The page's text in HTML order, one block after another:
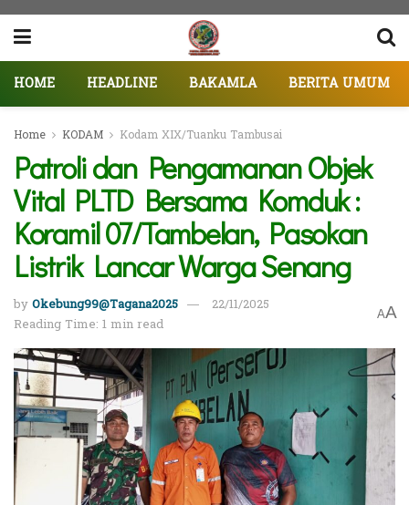
HOME HEADLINE BAKAMLA BERITA UMUM
Home KODAM Kodam XIX/Tuanku Tambusai
Patroli dan Pengamanan Objek
Vital PLTD Bersama Komduk :
Koramil 07/Tambelan, Pasokan
Listrik Lancar Warga Senang
byOkebung99@Tagana2025
22/11/2025
Reading Time: 1 min read
AA